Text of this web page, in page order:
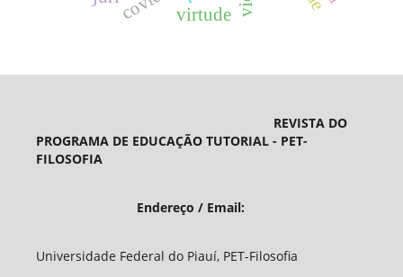
virtude
REVISTA DO
PROGRAMA DE EDUCAÇÃO TUTORIAL - PET-
FILOSOFIA
Endereço / Email:
Universidade Federal do Piauí, PET-Filosofia